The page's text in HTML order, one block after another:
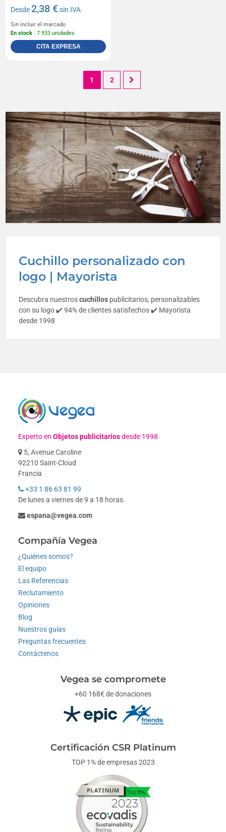
Cuchillo personalizado con
logo | Mayorista
Descubra nuestroscuchillos publicitarios, personalizables
con su logo ✔️ 94% de clientes satisfechos ✔️ Mayorista
desde 1998
Desde2,38 €sin IVA
Sin incluir el marcado
En stock : 7 933 unidades
CITA EXPRESA
1 2
Experto enObjetos publicitariosdesde 1998
5, Avenue Caroline
92210 Saint-Cloud
Francia
+33 1 86 63 81 99
De lunes a viernes de 9 a 18 horas.
espana@vegea.com
Compañía Vegea
¿Quiénes somos?
El equipo
Las Referencias
Reclutamiento
Opiniones
Blog
Nuestros guías
Preguntas frecuentes
Contáctenos
Vegea se compromete
+60 168€ de donaciones
Certificación CSR Platinum
TOP 1% de empresas 2023